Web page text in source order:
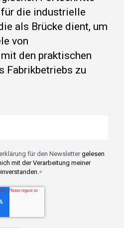
die industrielle
als Brücke dient, um
von
den praktischen
Fabrikbetriebs zu
für den Newslettergelesen
mit der Verarbeitung meiner
*